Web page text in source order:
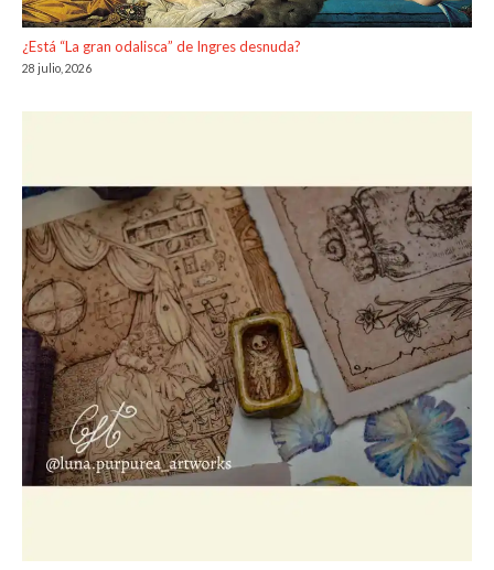
¿Está “La gran odalisca” de Ingres desnuda?
28 julio, 2026